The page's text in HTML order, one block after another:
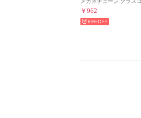
￥962
65%